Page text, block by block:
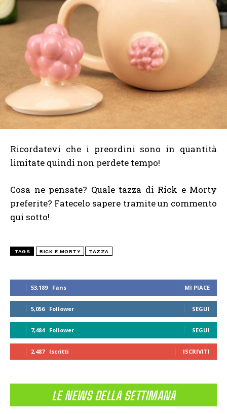
53,189 Fans MI PIACE
5,056 Follower SEGUI
7,484 Follower SEGUI
2,487 Iscritti ISCRIVITI
LE NEWS DELLA SETTIMANA
Ricordatevi che i preordini sono in quantità
limitate quindi non perdete tempo!
Cosa ne pensate? Quale tazza di Rick e Morty
preferite? Fatecelo sapere tramite un commento
qui sotto!
TAGS RICK E MORTY TAZZA